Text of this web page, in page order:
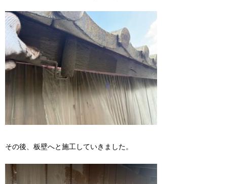
その後、板壁へと施工していきました。